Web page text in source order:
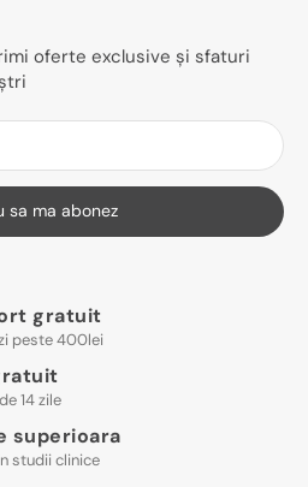
oferte exclusive și sfaturi
sa ma abonez
gratuit
peste 400lei
14 zile
superioara
studii clinice